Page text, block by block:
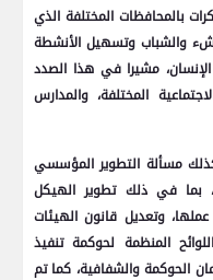
بالمحافظات المختلفة الذي
والشباب وتسهيل الأنشطة
مشيرا في هذا الصدد
المختلفة، والمدارس
مسألة التطوير المؤسسي
بما في ذلك تطوير الهيكل
وتعديل قانون الهيئات
المنظمة لحوكمة تنفيذ
الحوكمة والشفافية، كما تم